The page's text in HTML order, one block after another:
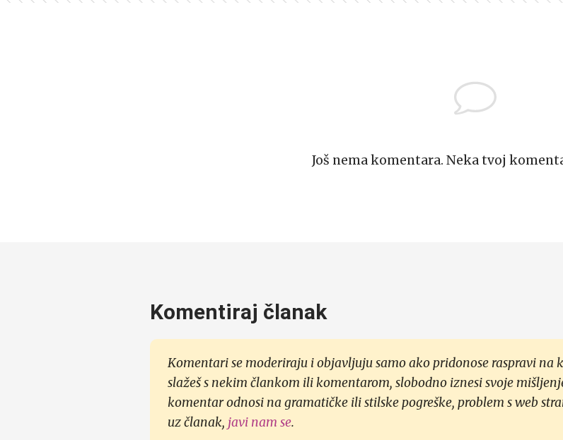
Još nema komentara. Neka tvoj
Komentiraj članak
Komentari se moderiraju i objavljuju samo ako pridonose raspravi na
slažeš s nekim člankom ili komentarom, slobodno iznesi svoje
komentar odnosi na gramatičke ili stilske pogreške, problem s web
uz članak, javi nam se.